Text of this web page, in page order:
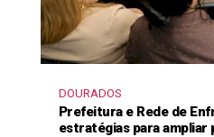
DOURADOS
Prefeitura e Rede de
estratégias para ampliar